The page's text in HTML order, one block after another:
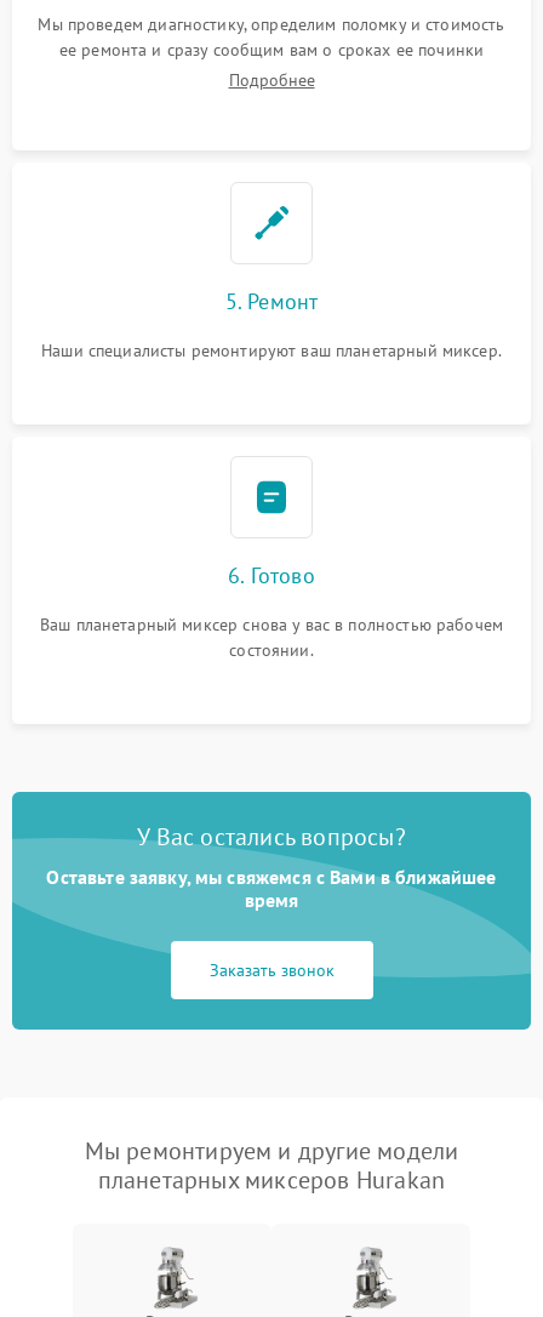
Мы проведем диагностику, определим поломку и стоимость
ее ремонта и сразу сообщим вам о сроках ее починки
Подробнее
5. Ремонт
Наши специалисты ремонтируют ваш планетарный миксер.
6. Готово
Ваш планетарный миксер снова у вас в полностью рабочем
состоянии.
У Вас остались вопросы?
Оставьте заявку, мы свяжемся с Вами в ближайшее
время
Заказать звонок
Мы ремонтируем и другие модели
планетарных миксеров Hurakan